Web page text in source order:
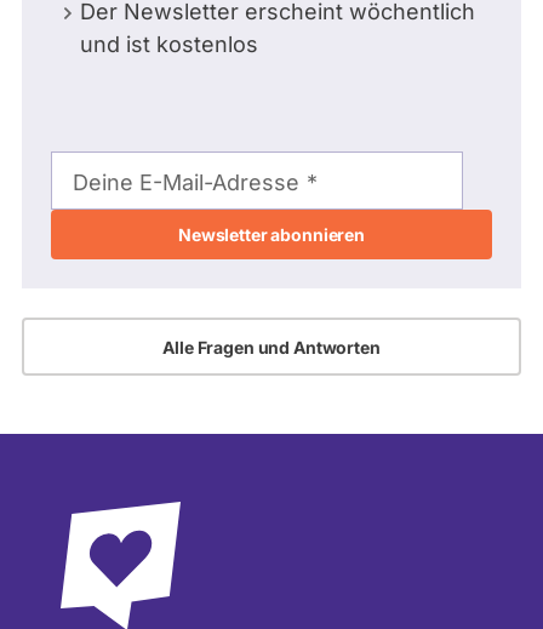
Der Newsletter erscheint wöchentlich
und ist kostenlos
Mail-
Adresse
Deine E-Mail-Adresse
Alle Fragen und Antworten